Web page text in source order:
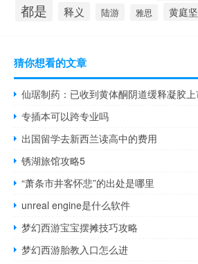
都是 释义 陆游 雅思 黄庭坚
猜你想看的文章
专插本可以跨专业吗
出国留学去新西兰读高中的费用
锈湖旅馆攻略5
“萧条市井客怀悲”的出处是哪里
unreal engine是什么软件
梦幻西游宝宝摆摊技巧攻略
梦幻西游胎教入口怎么进